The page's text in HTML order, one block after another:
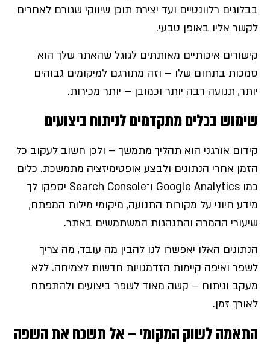
בבלוגים רלוונטיים ועד יצירת תוכן שיווקי שגורם לאחרים
לקשר אליו באופן טבעי.
קישורים איכותיים מאותתים לגוגל שהאתר שלך הוא
סמכות בתחום שלו – וזה מתורגם למיקומים גבוהים
יותר, תנועה רבה יותר וכמובן – יותר מכירות.
שימוש בכלים מתקדמים לניתוח ביצועים
קידום אורגני הוא תהליך מתמשך – ולכן חשוב לעקוב כל
הזמן אחרי הנתונים ולבצע אופטימיזציה מתמשכת. כלים
כמו Google Analytics ו־Search Console יספקו לך
מידע חיוני על מקורות התנועה, מיקומי מילות המפתח,
שיעורי ההמרה והתנהגות המשתמשים באתר.
הנתונים האלו יאפשרו לנו להבין מה עובד, מה צריך
לשפר ואיפה קיימות הזדמנויות חדשות לצמיחה. ללא
מעקב וניתוח – קשה מאוד לשפר ביצועים ולהתפתח
לאורך זמן.
התאמה לשוק המקומי – אל תשכח את השפה